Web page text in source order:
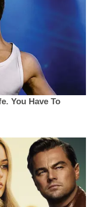
You Have To